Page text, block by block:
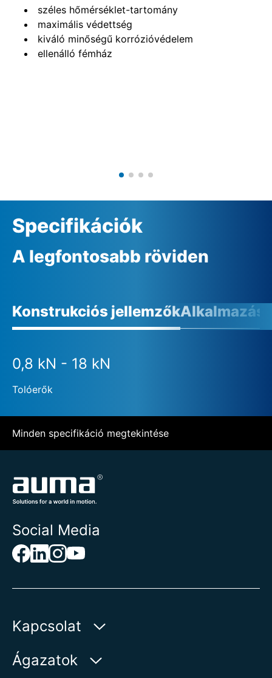
széles hőmérséklet-tartomány
maximális védettség
kiváló minőségű korrózióvédelem
ellenálló fémház
Specifikációk
A legfontosabb röviden
Konstrukciós jellemzők
0,8 kN - 18 kN
Tolóerők
Minden specifikáció megtekintése
Social Media
Kapcsolat
AUMA Riester
Ágazatok